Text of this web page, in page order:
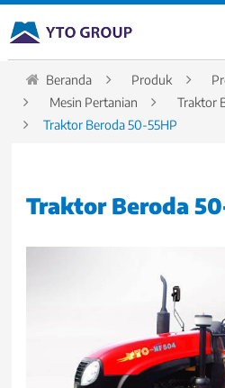
Beranda Produk
Mesin Pertanian
Traktor
Traktor Beroda 50-55HP
Traktor Beroda